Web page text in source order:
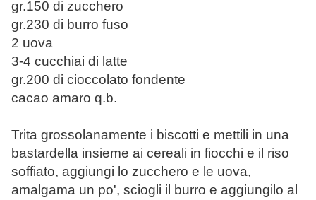
gr.150 di zucchero
gr.230 di burro fuso
2 uova
3-4 cucchiai di latte
gr.200 di cioccolato fondente
cacao amaro q.b.
Trita grossolanamente i biscotti e mettili in una
bastardella insieme ai cereali in fiocchi e il riso
soffiato, aggiungi lo zucchero e le uova,
amalgama un po', sciogli il burro e aggiungilo al